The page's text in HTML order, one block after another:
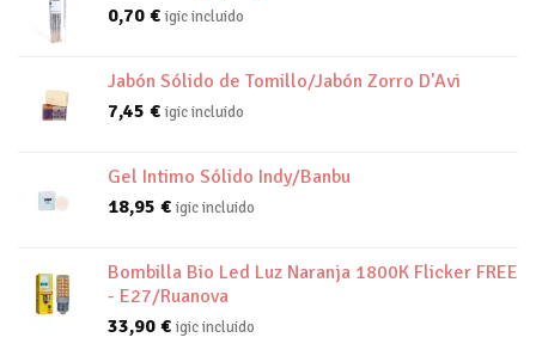
0,70 € igic incluido
Jabón Sólido de Tomillo/Jabón Zorro D'Avi
7,45 € igic incluido
Gel Intimo Sólido Indy/Banbu
18,95 € igic incluido
Bombilla Bio Led Luz Naranja 1800K Flicker FREE
- E27/Ruanova
33,90 € igic incluido